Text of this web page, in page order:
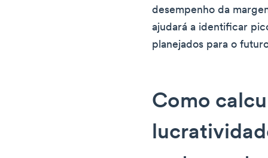
desempenho da
ajudará a identificar
planejados para o
Como